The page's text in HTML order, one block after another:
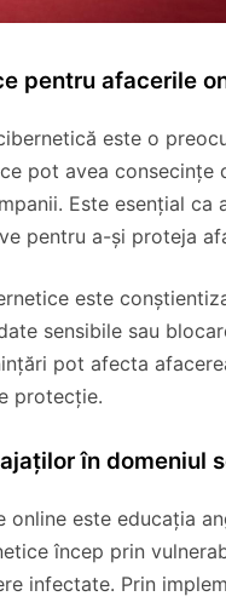
pentru afacerile
este o
pot avea consecințe
Este esențial ca
pentru a-și proteja
este
sensibile sau
pot afecta
protecție.
în domeniul
este educația
încep prin
infectate. Prin